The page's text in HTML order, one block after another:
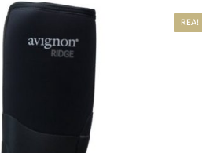
REA!